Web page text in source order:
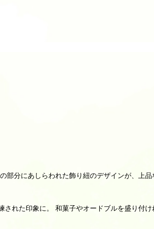
分にあしらわれた飾り紐のデザインが、上品
れた印象に。 和菓子やオードブルを盛り付